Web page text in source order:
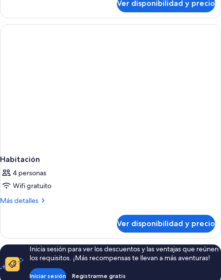
Ver disponibilidad y precio
Habitación
4 personas
Wifi gratuito
Más detalles
Más
Ver disponibilidad y precio
Inicia sesión para ver los descuentos y las ventajas que reúnen
los requisitos. ¡Más recompensas te llevan a más aventuras!
Iniciar sesión Registrarme gratis